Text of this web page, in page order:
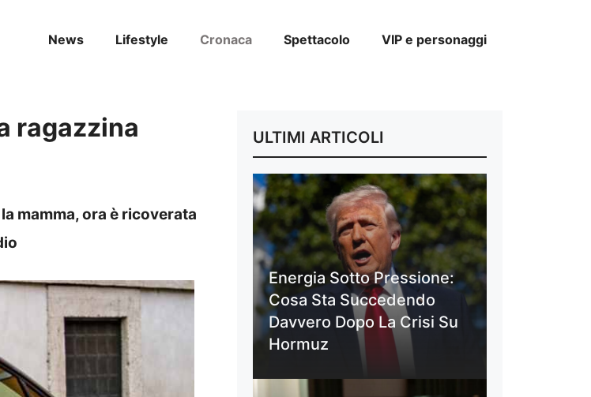
News Lifestyle Cronaca Spettacolo VIP e personaggi
ragazzina
mamma, ora è ricoverata
ULTIMI ARTICOLI
Energia Sotto Pressione:
Cosa Sta Succedendo
Davvero Dopo La Crisi Su
Hormuz